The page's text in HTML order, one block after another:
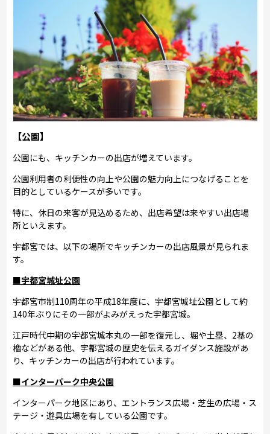
【公園】
公園にも、キッチンカーの出店が増えています。
公園利用者の利便性の向上や公園の魅力向上につなげることを
目的としているケースが多いです。
特に、休日の来客が見込めるため、出店希望は来やすい出店場
所といえます。
宇都宮では、以下の場所でキッチンカーの出店風景が見られま
す。
■宇都宮城址公園
宇都宮市制110周年の平成18年度に、宇都宮城址公園として約
140年ぶりにその一部がよみがえった宇都宮城。
江戸時代中期の宇都宮城本丸の一部を復元し、堀や土塁、2基の
櫓などがある他、宇都宮城の歴史を伝えるガイダンス施設があ
り、キッチンカーの出店が行われています。
■インターパーク中央公園
インターパーク地区にあり、エントランス広場・芝生の広場・ス
テージ・遊具広場を有している公園です。